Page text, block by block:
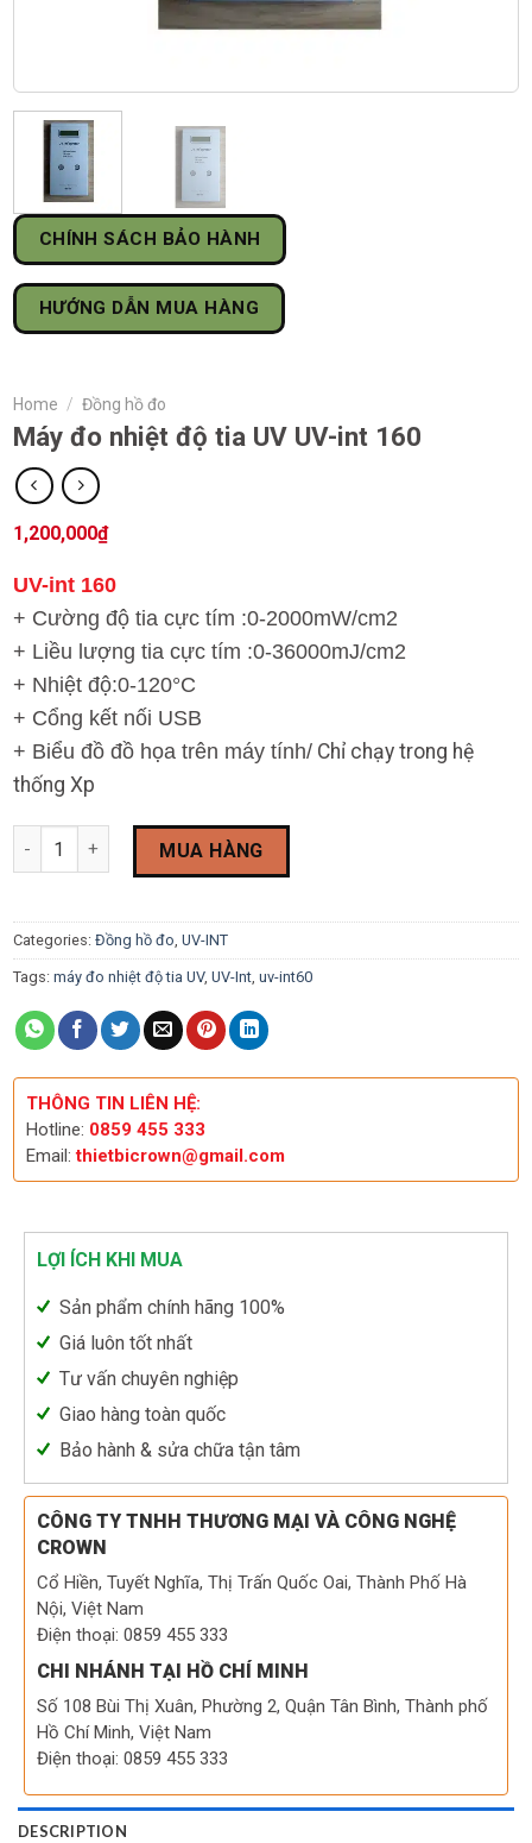
CHÍNH SÁCH BẢO HÀNH
HƯỚNG DẪN MUA HÀNG
Home / Đồng hồ đo
Máy đo nhiệt độ tia UV UV-int 160
1,200,000₫
UV-int 160
+ Cường độ tia cực tím :0-2000mW/cm2
+ Liều lượng tia cực tím :0-36000mJ/cm2
+ Nhiệt độ:0-120°C
+ Cổng kết nối USB
+ Biểu đồ đồ họa trên máy tính/ Chỉ chạy trong hệ
thống Xp
Máy đo nhiệt độ tia UV UV-int 160 quantity
MUA HÀNG
Categories: Đồng hồ đo, UV-INT
Tags: máy đo nhiệt độ tia UV, UV-Int, uv-int60
THÔNG TIN LIÊN HỆ:
Hotline: 0859 455 333
Email:thietbicrown@gmail.com
LỢI ÍCH KHI MUA
Sản phẩm chính hãng 100%
Giá luôn tốt nhất
Tư vấn chuyên nghiệp
Giao hàng toàn quốc
Bảo hành & sửa chữa tận tâm
CÔNG TY TNHH THƯƠNG MẠI VÀ CÔNG NGHỆ
CROWN
Cổ Hiền, Tuyết Nghĩa, Thị Trấn Quốc Oai, Thành Phố Hà
Nội, Việt Nam
Điện thoại: 0859 455 333
CHI NHÁNH TẠI HỒ CHÍ MINH
Số 108 Bùi Thị Xuân, Phường 2, Quận Tân Bình, Thành phố
Hồ Chí Minh, Việt Nam
Điện thoại: 0859 455 333
DESCRIPTION